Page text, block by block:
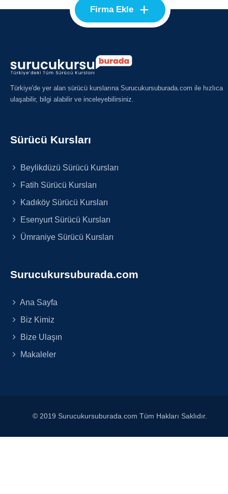
Firma Ekle +
Türkiye'de yer alan sürücü kurslarına Surucukursuburada.com ile hızlıca
ulaşabilir, bilgi alabilir ve inceleyebilirsiniz.
Sürücü Kursları
Beylikdüzü Sürücü Kursları
Fatih Sürücü Kursları
Kadıköy Sürücü Kursları
Esenyurt Sürücü Kursları
Ümraniye Sürücü Kursları
Surucukursuburada.com
Ana Sayfa
Biz Kimiz
Bize Ulaşın
Makaleler
© 2019 Surucukursuburada.com Tüm Hakları Saklıdır.